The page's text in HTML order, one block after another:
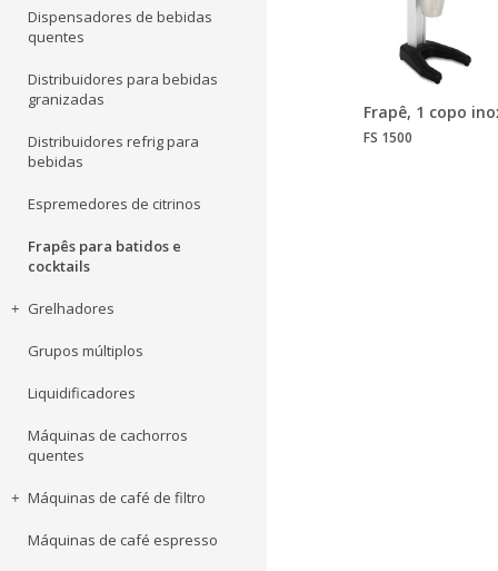
Dispensadores de bebidas
quentes
Distribuidores para bebidas
granizadas
Distribuidores refrig para
bebidas
Espremedores de citrinos
Frapês para batidos e
cocktails
Grelhadores
Grupos múltiplos
Liquidificadores
Máquinas de cachorros
quentes
Máquinas de café de filtro
Máquinas de café espresso
Frapê, 1 copo
FS 1500